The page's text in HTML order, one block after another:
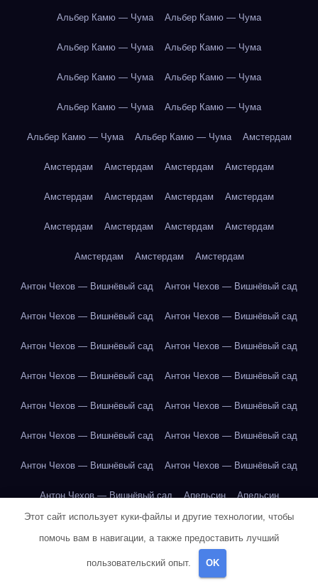
Альбер Камю — Чума Альбер Камю — Чума
Альбер Камю — Чума Альбер Камю — Чума
Альбер Камю — Чума Альбер Камю — Чума
Альбер Камю — Чума Альбер Камю — Чума
Альбер Камю — Чума Альбер Камю — Чума Амстердам
Амстердам Амстердам Амстердам Амстердам
Амстердам Амстердам Амстердам Амстердам
Амстердам Амстердам Амстердам Амстердам
Амстердам Амстердам Амстердам
Антон Чехов — Вишнёвый сад Антон Чехов — Вишнёвый сад
Антон Чехов — Вишнёвый сад Антон Чехов — Вишнёвый сад
Антон Чехов — Вишнёвый сад Антон Чехов — Вишнёвый сад
Антон Чехов — Вишнёвый сад Антон Чехов — Вишнёвый сад
Антон Чехов — Вишнёвый сад Антон Чехов — Вишнёвый сад
Антон Чехов — Вишнёвый сад Антон Чехов — Вишнёвый сад
Антон Чехов — Вишнёвый сад Антон Чехов — Вишнёвый сад
Антон Чехов — Вишнёвый сад Апельсин Апельсин
Апельсин Апельсин Апельсин
Этот сайт использует куки-файлы и другие технологии, чтобы
помочь вам в навигации, а также предоставить лучший
пользовательский опыт. OK